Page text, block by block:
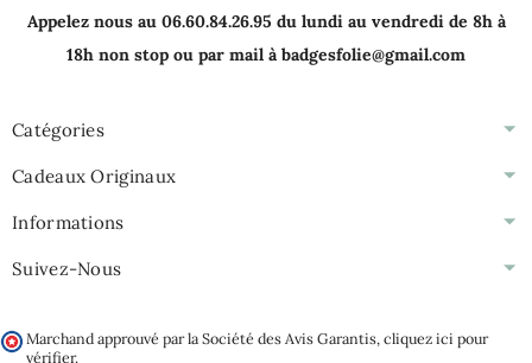
Appelez nous au 06.60.84.26.95 du lundi au vendredi de 8h à
18h non stop ou par mail à badgesfolie@gmail.com
Catégories
Cadeaux Originaux
Informations
Suivez-Nous
Marchand approuvé par la Société des Avis Garantis, cliquez ici pour
vérifier.